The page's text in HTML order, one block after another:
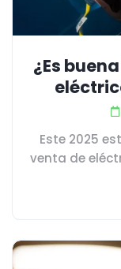
¿Es
Este 2025
venta de